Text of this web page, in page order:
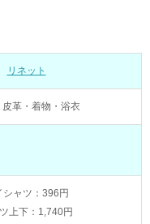
リネット
皮革・着物・浴衣
シャツ：396円
上下：1,740円